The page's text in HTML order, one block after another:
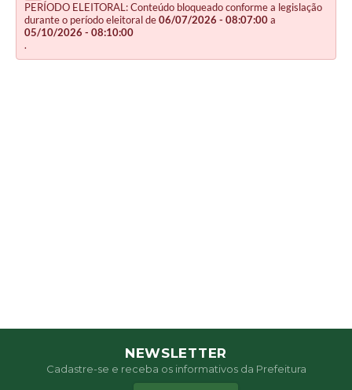
PERÍODO ELEITORAL: Conteúdo bloqueado conforme a legislação
durante o período eleitoral de06/07/2026 - 08:07:00a
05/10/2026 - 08:10:00
.
NEWSLETTER
Cadastre-se e receba os informativos da Prefeitura